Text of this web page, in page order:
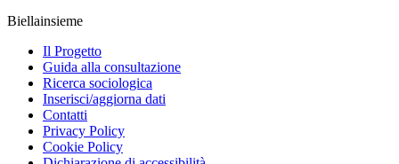
Biellainsieme
Il Progetto
Guida alla consultazione
Ricerca sociologica
Inserisci/aggiorna dati
Contatti
Privacy Policy
Cookie Policy